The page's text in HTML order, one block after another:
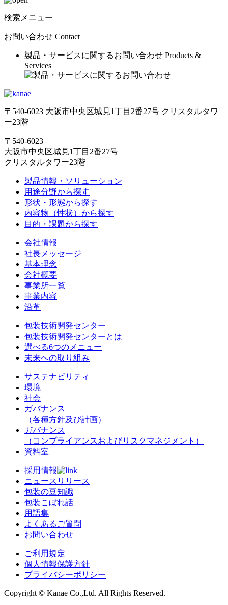
検索メニュー
お問い合わせ Contact
製品・サービスに関するお問い合わせ Products &
Services
〒540-6023 大阪市中央区城見1丁目2番27号 クリスタルタワ
ー23階
〒540-6023
大阪市中央区城見1丁目2番27号
クリスタルタワー23階
製品情報・ソリューション
用途分野から探す
形状・形態から探す
内容物（性状）から探す
目的・課題から探す
会社情報
社長メッセージ
基本理念
会社概要
事業所一覧
事業内容
沿革
包装技術開発センター
包装技術開発センターとは
選べる6つのメニュー
未来への取り組み
サステナビリティ
環境
社会
ガバナンス
（各種方針及び計画）
ガバナンス
（コンプライアンスおよびリスクマネジメント）
資料室
採用情報
ニュースリリース
包装の豆知識
包装こぼれ話
用語集
よくあるご質問
お問い合わせ
ご利用規定
個人情報保護方針
プライバシーポリシー
Copyright © Kanae Co.,Ltd. All Rights Reserved.